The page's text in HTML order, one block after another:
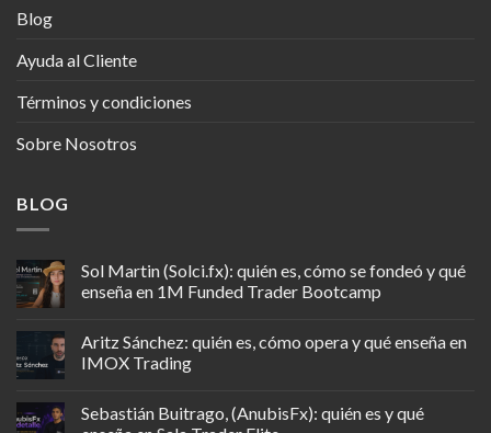
Blog
Ayuda al Cliente
Términos y condiciones
Sobre Nosotros
BLOG
Sol Martin (Solci.fx): quién es, cómo se fondeó y qué
enseña en 1M Funded Trader Bootcamp
Aritz Sánchez: quién es, cómo opera y qué enseña en
IMOX Trading
Sebastián Buitrago, (AnubisFx): quién es y qué